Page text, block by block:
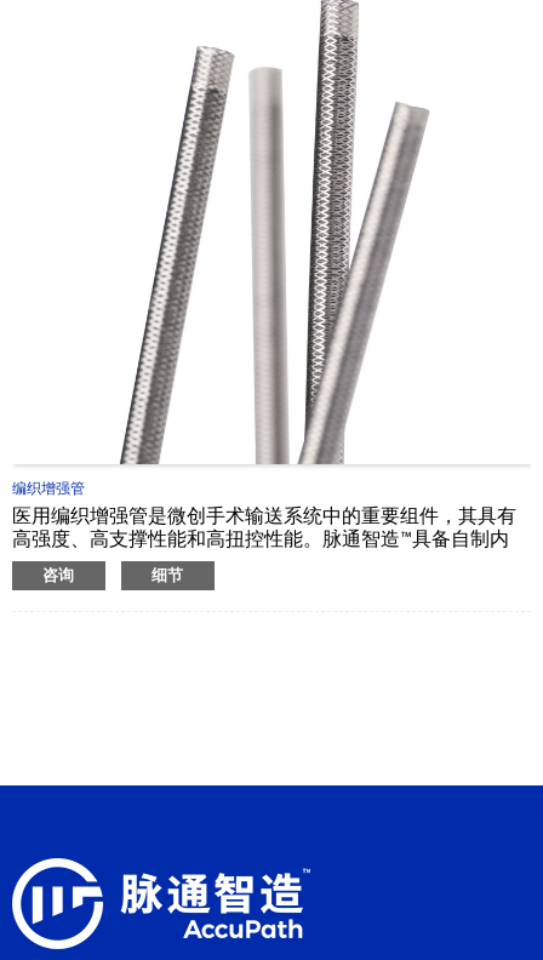
编织增强管
医用编织增强管是微创手术输送系统中的重要组件，其具有
高强度、高支撑性能和高扭控性能。脉通智造™具备自制内
衬、不同硬度的内外层挤出管能力，可以提供金属丝或纤维
丝、兼具多种编织模式的编织管产品。我们的技术专家可在
咨询 细节